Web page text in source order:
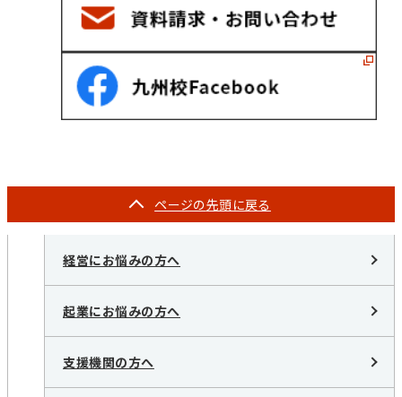
ページの先頭に戻る
経営にお悩みの方へ
起業にお悩みの方へ
支援機関の方へ